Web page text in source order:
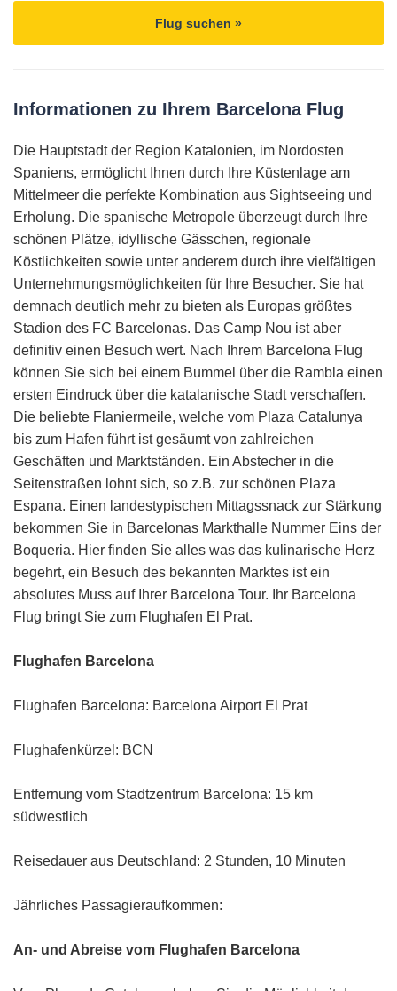
Flug suchen »
Informationen zu Ihrem Barcelona Flug
Die Hauptstadt der Region Katalonien, im Nordosten
Spaniens, ermöglicht Ihnen durch Ihre Küstenlage am
Mittelmeer die perfekte Kombination aus Sightseeing und
Erholung. Die spanische Metropole überzeugt durch Ihre
schönen Plätze, idyllische Gässchen, regionale
Köstlichkeiten sowie unter anderem durch ihre vielfältigen
Unternehmungsmöglichkeiten für Ihre Besucher. Sie hat
demnach deutlich mehr zu bieten als Europas größtes
Stadion des FC Barcelonas. Das Camp Nou ist aber
definitiv einen Besuch wert. Nach Ihrem Barcelona Flug
können Sie sich bei einem Bummel über die Rambla einen
ersten Eindruck über die katalanische Stadt verschaffen.
Die beliebte Flaniermeile, welche vom Plaza Catalunya
bis zum Hafen führt ist gesäumt von zahlreichen
Geschäften und Marktständen. Ein Abstecher in die
Seitenstraßen lohnt sich, so z.B. zur schönen Plaza
Espana. Einen landestypischen Mittagssnack zur Stärkung
bekommen Sie in Barcelonas Markthalle Nummer Eins der
Boqueria. Hier finden Sie alles was das kulinarische Herz
begehrt, ein Besuch des bekannten Marktes ist ein
absolutes Muss auf Ihrer Barcelona Tour. Ihr Barcelona
Flug bringt Sie zum Flughafen El Prat.
Flughafen Barcelona
Flughafen Barcelona: Barcelona Airport El Prat
Flughafenkürzel: BCN
Entfernung vom Stadtzentrum Barcelona: 15 km
südwestlich
Reisedauer aus Deutschland: 2 Stunden, 10 Minuten
Jährliches Passagieraufkommen:
An- und Abreise vom Flughafen Barcelona